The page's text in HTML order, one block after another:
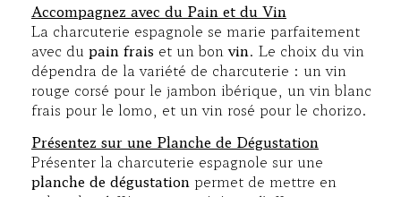
Accompagnez avec du Pain et du Vin
La charcuterie espagnole se marie parfaitement
avec du pain frais et un bonvin. Le choix du vin
dépendra de la variété de charcuterie : un vin
rouge corsé pour le jambon ibérique, un vin blanc
frais pour le lomo, et un vin rosé pour le chorizo.
Présentez sur une Planche de Dégustation
Présenter la charcuterie espagnole sur une
planche de dégustation permet de mettre en